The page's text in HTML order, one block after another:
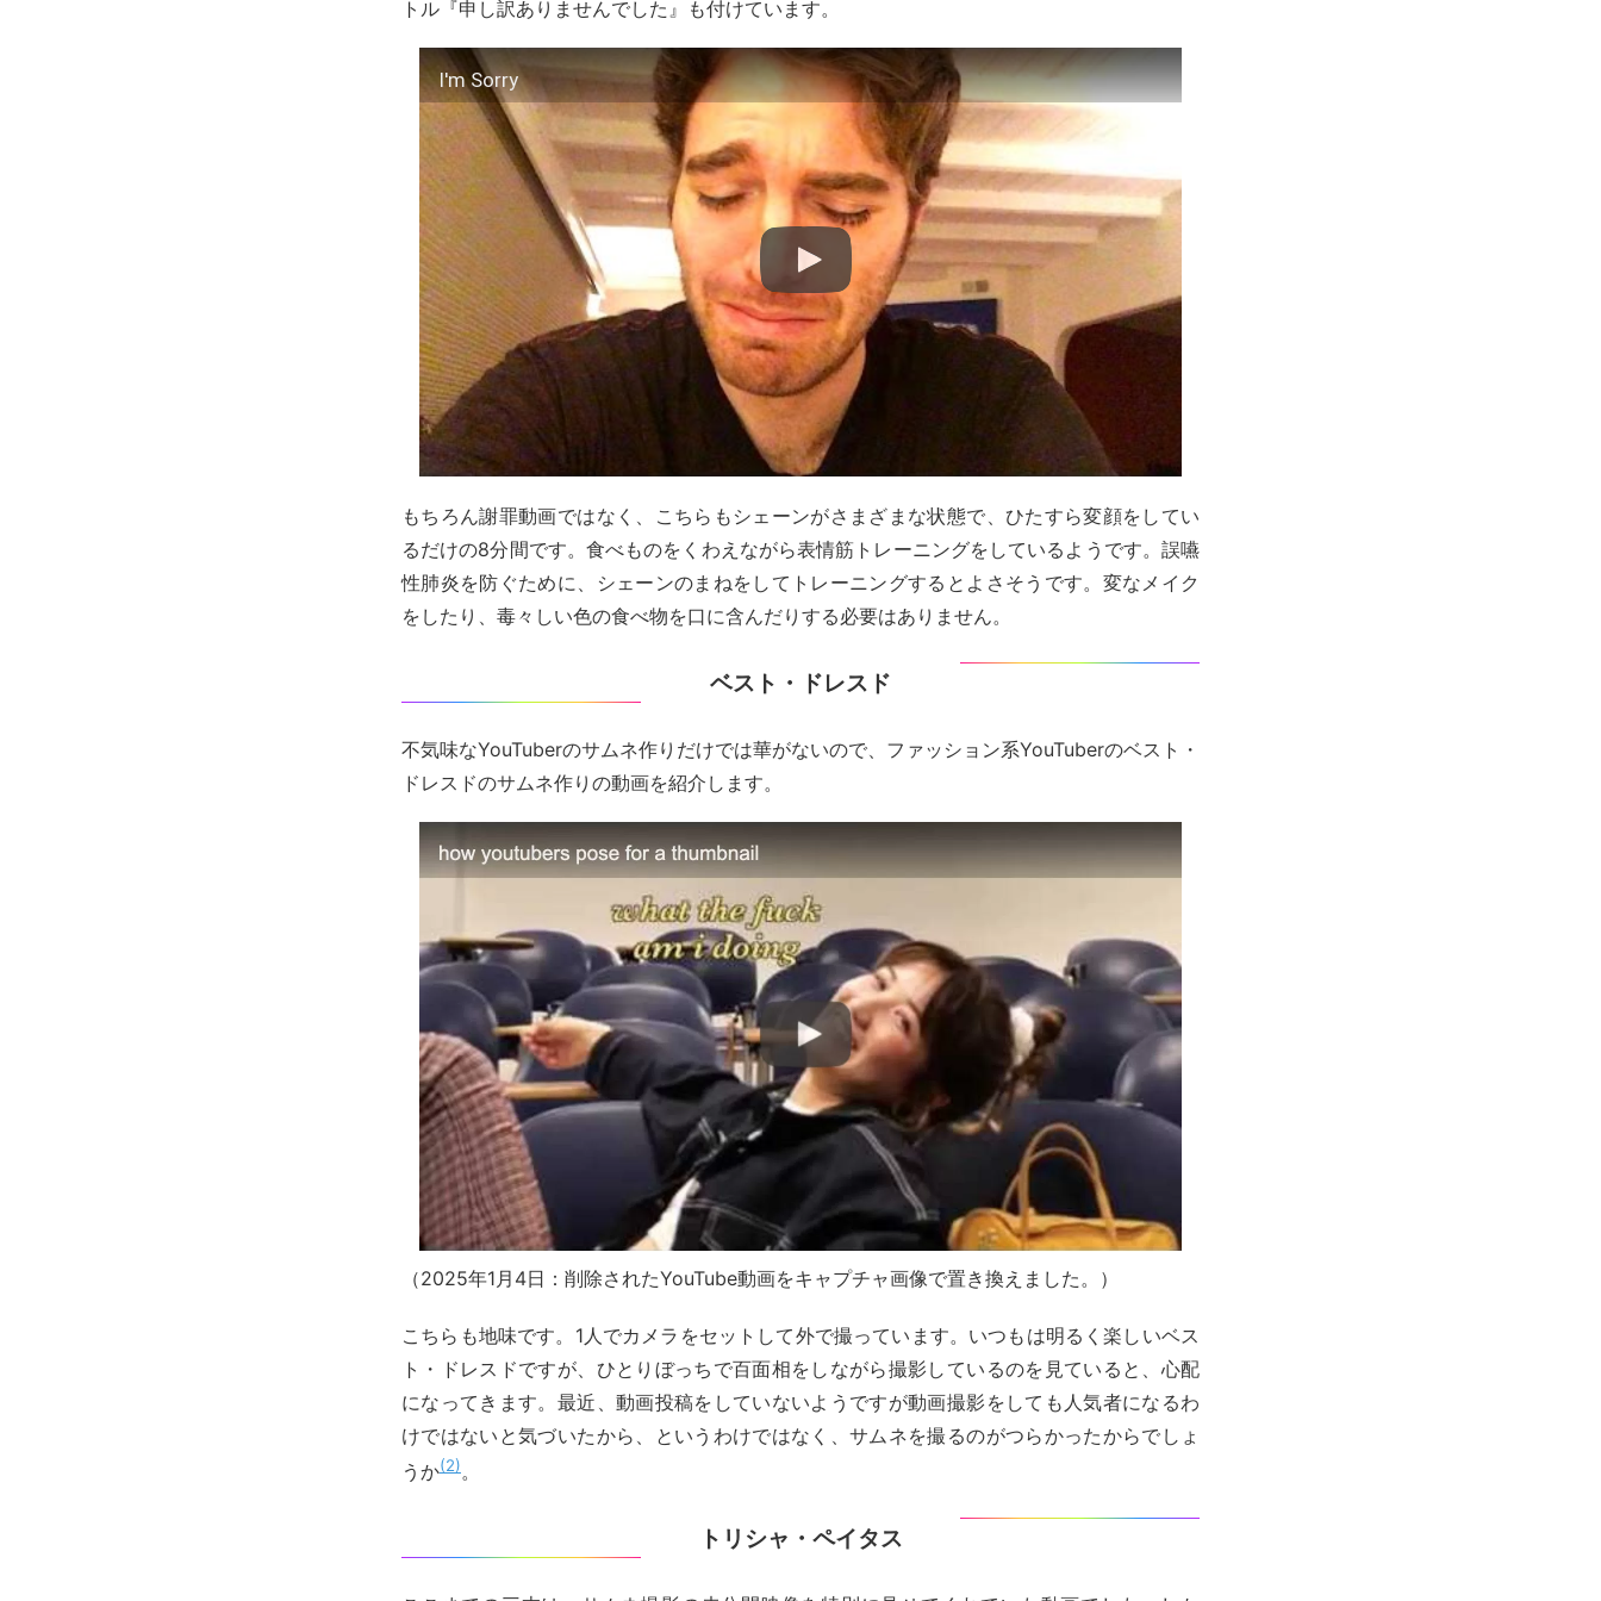
トル『申し訳ありませんでした』も付けています。
I'm Sorry
もちろん謝罪動画ではなく、こちらもシェーンがさまざまな状態で、ひたすら変顔をしてい
るだけの8分間です。食べものをくわえながら表情筋トレーニングをしているようです。誤嚥
性肺炎を防ぐために、シェーンのまねをしてトレーニングするとよさそうです。変なメイク
をしたり、毒々しい色の食べ物を口に含んだりする必要はありません。
ベスト・ドレスド
不気味なYouTuberのサムネ作りだけでは華がないので、ファッション系YouTuberのベスト・
ドレスドのサムネ作りの動画を紹介します。
（2025年1月4日：削除されたYouTube動画をキャプチャ画像で置き換えました。）
こちらも地味です。1人でカメラをセットして外で撮っています。いつもは明るく楽しいベス
ト・ドレスドですが、ひとりぼっちで百面相をしながら撮影しているのを見ていると、心配
になってきます。最近、動画投稿をしていないようですが動画撮影をしても人気者になるわ
けではないと気づいたから、というわけではなく、サムネを撮るのがつらかったからでしょ
うか 2 。
トリシャ・ペイタス